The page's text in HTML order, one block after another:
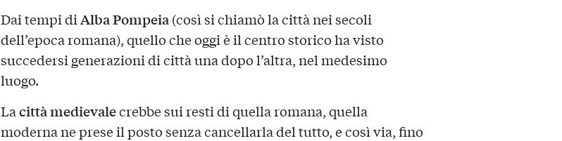
Dai tempi diAlba Pompeia(così si chiamò la città nei secoli
dell’epoca romana), quello che oggi è il centro storico ha visto
succedersi generazioni di città una dopo l’altra, nel medesimo
luogo.
Lacittà medievalecrebbe sui resti di quella romana, quella
moderna ne prese il posto senza cancellarla del tutto, e così via, fino